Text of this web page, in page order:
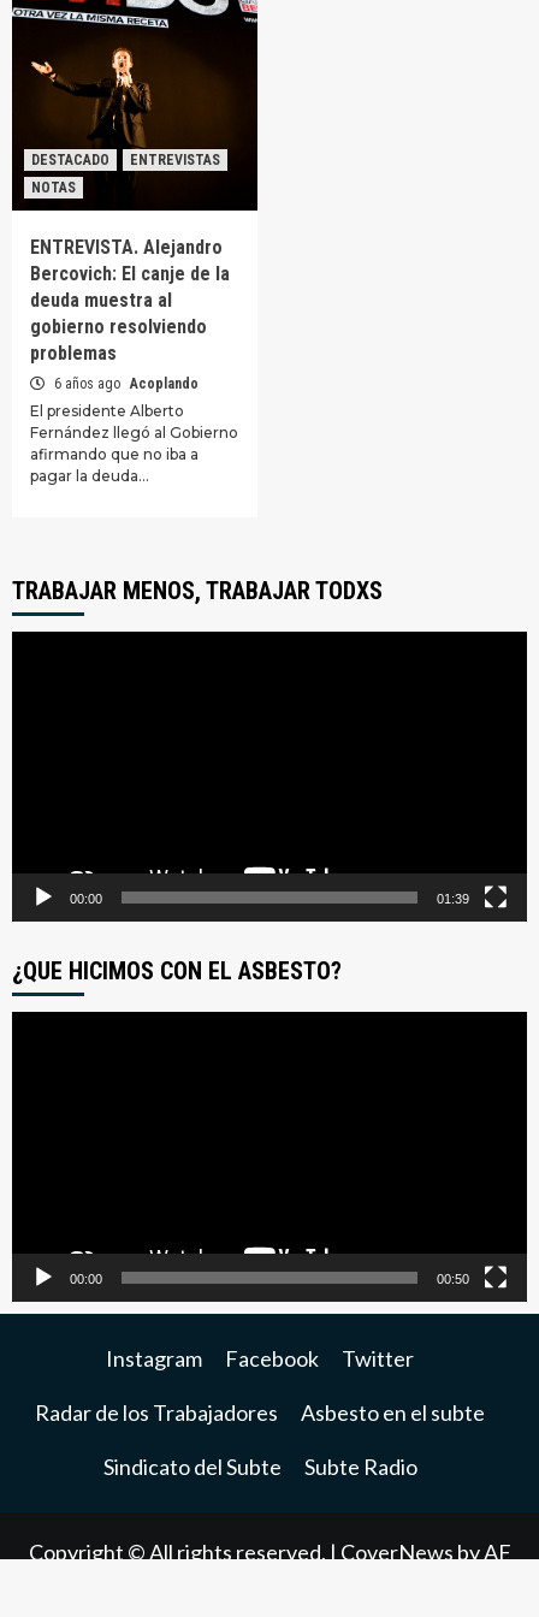
DESTACADO
ENTREVISTAS
NOTAS
ENTREVISTA. Alejandro
Bercovich: El canje de la
deuda muestra al
gobierno resolviendo
problemas
6 años ago Acoplando
El presidente Alberto
Fernández llegó al Gobierno
afirmando que no iba a
pagar la deuda…
TRABAJAR MENOS, TRABAJAR TODXS
00:00 01:39
¿QUE HICIMOS CON EL ASBESTO?
00:00 00:50
Instagram Facebook Twitter
Radar de los Trabajadores Asbesto en el subte
Sindicato del Subte Subte Radio
Copyright © All rights reserved. | CoverNews by AF